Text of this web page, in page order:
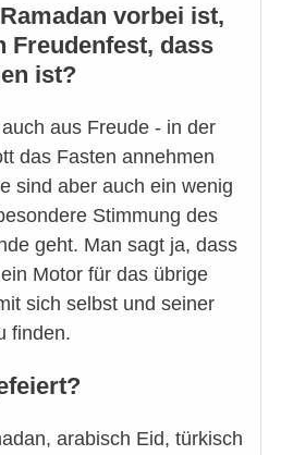
vorbei ist,
Freudenfest, dass
ist?
aus Freude - in der
das Fasten annehmen
sind aber auch ein wenig
Stimmung des
geht. Man sagt ja, dass
Motor für das übrige
sich selbst und seiner
finden.
arabisch Eid, türkisch